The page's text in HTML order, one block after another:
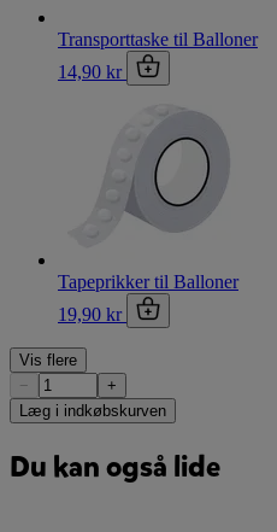
Transporttaske til Balloner
14,90 kr
Tapeprikker til Balloner
19,90 kr
Vis flere
−
+
Læg i indkøbskurven
Du kan også lide